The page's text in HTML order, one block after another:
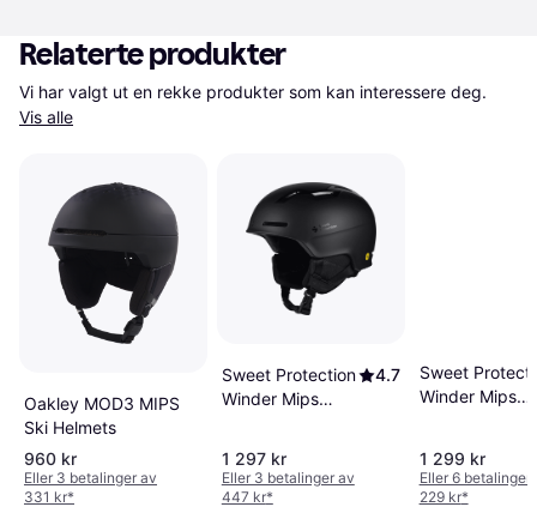
Relaterte produkter
Vis alle
Oakley MOD3 MIPS
Ski Helmets
960 kr
Eller 3 betalinger av
331 kr*
Sweet Protection
Winder Mips
4.7
1 297 kr
Eller 3 betalinger av
447 kr*
Sweet
Winder Mips
1 299 kr
Eller 6 betalinger
229 kr*